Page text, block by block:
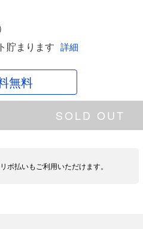
貯まります 詳細
無料
SOLD OUT
ボ払いもご利用いただけます。